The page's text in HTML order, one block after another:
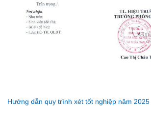
Hướng dẫn quy trình xét tốt nghiệp năm 2025